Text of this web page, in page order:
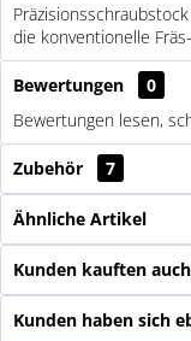
die konventionelle
Bewertungen
0
Bewertungen lesen,
Zubehör 7
Ähnliche Artikel
Kunden kauften auch
Kunden haben sich